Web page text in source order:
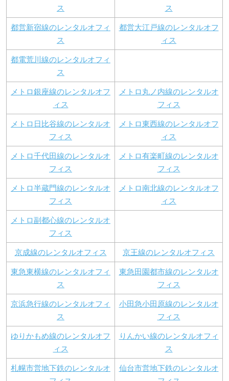
ス
ス
都営新宿線のレンタルオフィ
ス
都営大江戸線のレンタルオフ
ィス
都電荒川線のレンタルオフィ
ス
メトロ銀座線のレンタルオフ
ィス
メトロ丸ノ内線のレンタルオ
フィス
メトロ日比谷線のレンタルオ
フィス
メトロ東西線のレンタルオフ
ィス
メトロ千代田線のレンタルオ
フィス
メトロ有楽町線のレンタルオ
フィス
メトロ半蔵門線のレンタルオ
フィス
メトロ南北線のレンタルオフ
ィス
メトロ副都心線のレンタルオ
フィス
京成線のレンタルオフィス 京王線のレンタルオフィス
東急東横線のレンタルオフィ
ス
東急田園都市線のレンタルオ
フィス
京浜急行線のレンタルオフィ
ス
小田急小田原線のレンタルオ
フィス
ゆりかもめ線のレンタルオフ
ィス
りんかい線のレンタルオフィ
ス
札幌市営地下鉄のレンタルオ
仙台市営地下鉄のレンタルオ